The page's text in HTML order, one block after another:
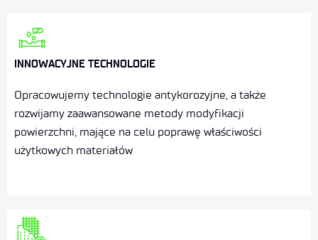
INNOWACYJNE TECHNOLOGIE
Opracowujemy technologie antykorozyjne, a także
rozwijamy zaawansowane metody modyfikacji
powierzchni, mające na celu poprawę właściwości
użytkowych materiałów